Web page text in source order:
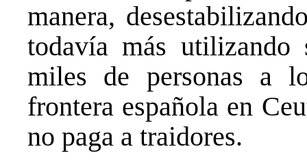
manera,
todavía más utilizando
miles de personas a
frontera española en
no paga a traidores.